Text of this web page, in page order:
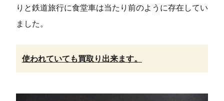
りと鉄道旅行に食堂車は当たり前のように存在してい
ました。
使われていても買取り出来ます。